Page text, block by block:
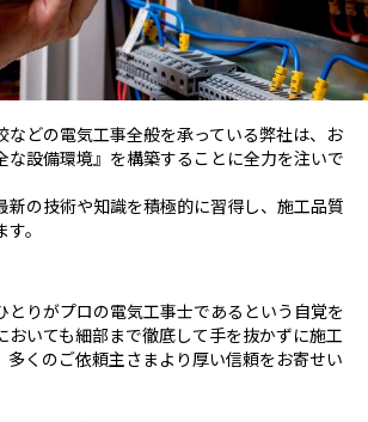
などの電気工事全般を承っている弊社は、お
な設備環境』を構築することに全力を注いで
新の技術や知識を積極的に習得し、施工品質
。
とりがプロの電気工事士であるという自覚を
おいても細部まで徹底して手を抜かずに施工
多くのご依頼主さまより厚い信頼をお寄せい